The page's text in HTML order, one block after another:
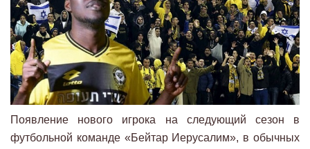
Появление нового игрока на следующий сезон в
футбольной команде «Бейтар Иерусалим», в обычных